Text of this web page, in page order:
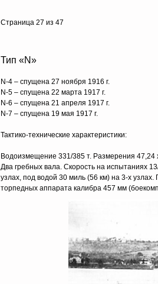
Страница 27 из 47
Тип «N»
N-4 – cпущена 27 ноября 1916 г.
N-5 – спущена 22 марта 1917 г.
N-6 – спущена 21 апреля 1917 г.
N-7 – спущена 19 мая 1917 г.
Тактико-технические характеристики:
Водоизмещение 331/385 т. Размерения 47,24
Два гребных вала. Скорость на испытаниях
узлах, под водой 30 миль (56 км) на 3-х
торпедных аппарата калибра 457 мм